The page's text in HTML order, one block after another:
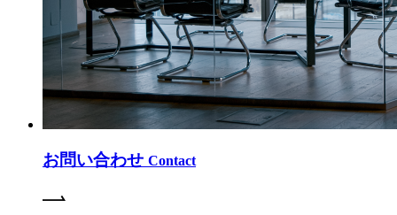
お問い合わせ Contact